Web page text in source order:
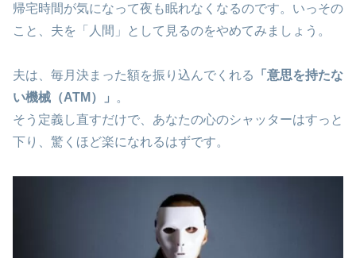
帰宅時間が気になって夜も眠れなくなるのです。いっその
こと、夫を「人間」として見るのをやめてみましょう。
夫は、毎月決まった額を振り込んでくれる
「意思を持たな
い機械（ATM）」
。
そう定義し直すだけで、あなたの心のシャッターはすっと
下り、驚くほど楽になれるはずです。